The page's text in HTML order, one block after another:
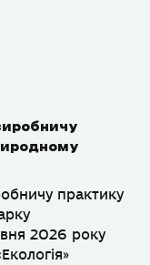
практику
2026 року